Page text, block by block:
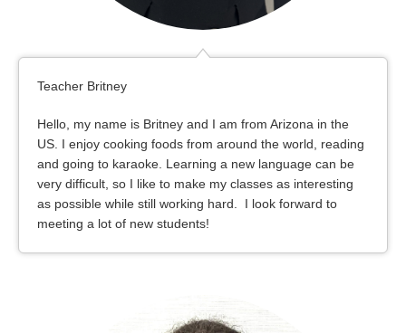
Teacher Britney
Hello, my name is Britney and I am from Arizona in the
US. I enjoy cooking foods from around the world, reading
and going to karaoke. Learning a new language can be
very difficult, so I like to make my classes as interesting
as possible while still working hard. I look forward to
meeting a lot of new students!